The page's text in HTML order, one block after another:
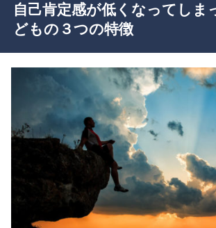
自己肯定感が低くなってしま
どもの３つの特徴